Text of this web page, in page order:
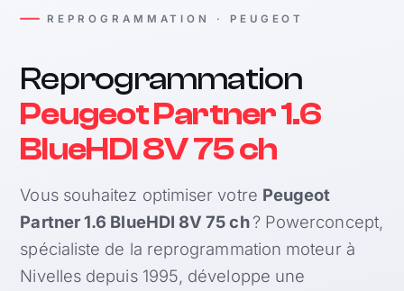
REPROGRAMMATION · PEUGEOT
Reprogrammation
Peugeot Partner 1.6
BlueHDI 8V 75 ch
Vous souhaitez optimiser votre Peugeot
Partner 1.6 BlueHDI 8V 75 ch? Powerconcept,
spécialiste de la reprogrammation moteur à
Nivelles depuis 1995, développe une